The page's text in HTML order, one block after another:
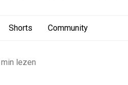
Shorts Community
lezen